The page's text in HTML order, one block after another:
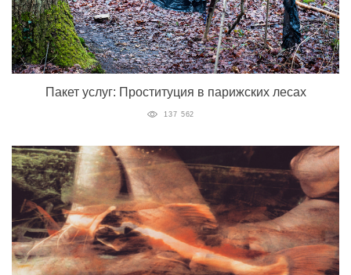
Пакет услуг: Проституция в парижских лесах
137 562